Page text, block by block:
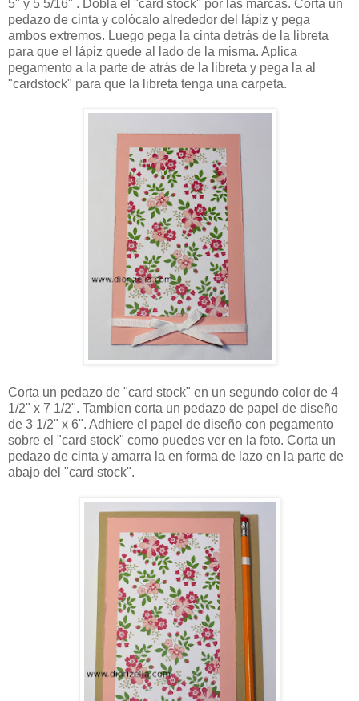
5" y 5 5/16" . Dobla el "card stock" por las marcas. Corta un
pedazo de cinta y colócalo alrededor del lápiz y pega
ambos extremos. Luego pega la cinta detrás de la libreta
para que el lápiz quede al lado de la misma. Aplica
pegamento a la parte de atrás de la libreta y pega la al
"cardstock" para que la libreta tenga una carpeta.
Corta un pedazo de "card stock" en un segundo color de 4
1/2" x 7 1/2". Tambien corta un pedazo de papel de diseño
de 3 1/2" x 6". Adhiere el papel de diseño con pegamento
sobre el "card stock" como puedes ver en la foto. Corta un
pedazo de cinta y amarra la en forma de lazo en la parte de
abajo del "card stock".